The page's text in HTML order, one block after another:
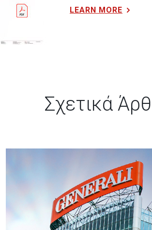
LEARN MORE
Σχετικά